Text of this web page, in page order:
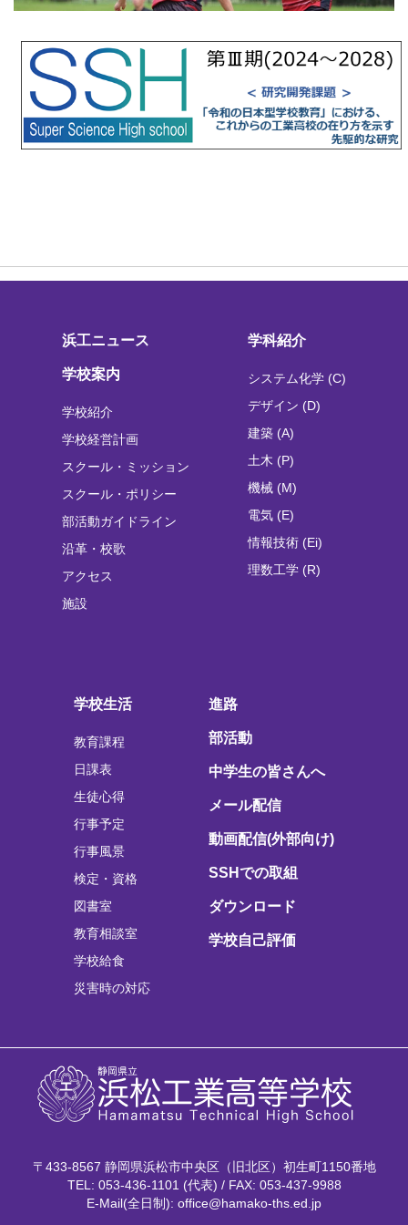
浜工ニュース
学校案内
学校紹介
学校経営計画
スクール・ミッション
スクール・ポリシー
部活動ガイドライン
沿革・校歌
アクセス
施設
学科紹介
システム化学 (C)
デザイン (D)
建築 (A)
土木 (P)
機械 (M)
電気 (E)
情報技術 (Ei)
理数工学 (R)
学校生活
教育課程
日課表
生徒心得
行事予定
行事風景
検定・資格
図書室
教育相談室
学校給食
災害時の対応
進路
部活動
中学生の皆さんへ
メール配信
動画配信(外部向け)
SSHでの取組
ダウンロード
学校自己評価
〒433-8567 静岡県浜松市中央区（旧北区）初生町1150番地
TEL: 053-436-1101 (代表) / FAX: 053-437-9988
E-Mail(全日制): office@hamako-ths.ed.jp